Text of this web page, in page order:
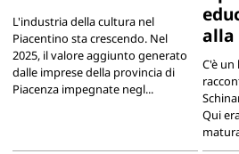
L'industria della cultura nel
Piacentino sta crescendo. Nel
2025, il valore aggiunto generato
dalle imprese della provincia di
Piacenza impegnate negl...
alla
C'è
Qui